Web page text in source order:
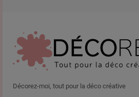
Décorez-moi, tout pour la déco créative